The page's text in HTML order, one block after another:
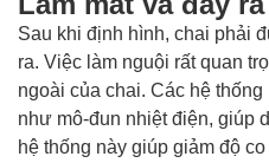
Sau khi định hình, chai phải
ra. Việc làm nguội rất quan
ngoài của chai. Các hệ
như mô-đun nhiệt điện, giúp
hệ thống này giúp giảm độ